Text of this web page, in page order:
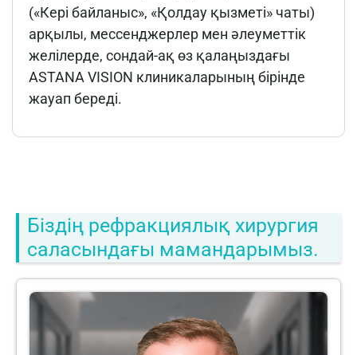
(«Кері байланыс», «Қолдау қызметі» чаты)
арқылы, мессенджерлер мен әлеуметтік
желілерде, сондай-ақ өз қалаңыздағы
ASTANA VISION клиникаларының бірінде
жауап береді.
Біздің рефракциялық хирургия
саласындағы мамандарымыз.